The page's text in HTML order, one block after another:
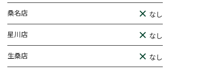
桑名店 なし
星川店 なし
生桑店 なし